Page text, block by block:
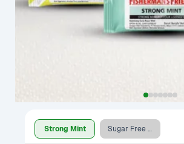
Strong Mint Sugar Free Honey & Lemon